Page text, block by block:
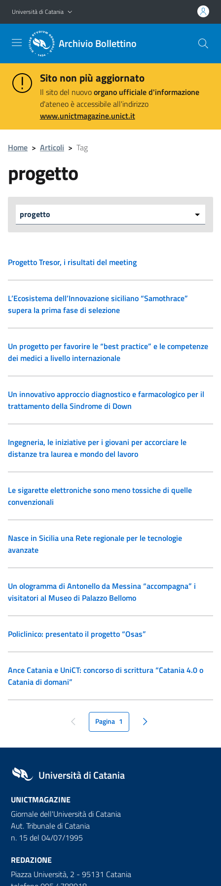
Vai al contenuto principale
Vai al menu di navigazione
Università di Catania
Archivio Bollettino
Sito non più aggiornato
Il sito del nuovoorgano ufficiale d'informazione
d'ateneo è accessibile all'indirizzo
www.unictmagazine.unict.it
Home > Articoli > Tag
progetto
Progetto Tresor, i risultati del meeting
L’Ecosistema dell’Innovazione siciliano “Samothrace”
supera la prima fase di selezione
Un progetto per favorire le “best practice” e le competenze
dei medici a livello internazionale
Un innovativo approccio diagnostico e farmacologico per il
trattamento della Sindrome di Down
Ingegneria, le iniziative per i giovani per accorciare le
distanze tra laurea e mondo del lavoro
Le sigarette elettroniche sono meno tossiche di quelle
convenzionali
Nasce in Sicilia una Rete regionale per le tecnologie
avanzate
Un ologramma di Antonello da Messina “accompagna” i
visitatori al Museo di Palazzo Bellomo
Policlinico: presentato il progetto “Osas”
Ance Catania e UniCT: concorso di scrittura “Catania 4.0 o
Catania di domani”
pagina precedente
Pagina 1 pagina seguente
Università di Catania
UNICTMAGAZINE
Giornale dell'Università di Catania
Aut. Tribunale di Catania
n. 15 del 04/07/1995
REDAZIONE
Piazza Università, 2 - 95131 Catania